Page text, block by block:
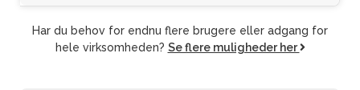
Har du behov for endnu flere brugere eller adgang for
hele virksomheden? Se flere muligheder her